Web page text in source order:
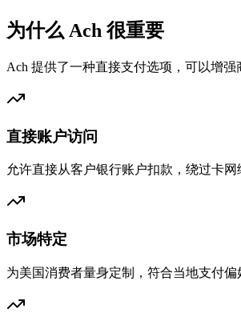
为什么 Ach 很重要
Ach 提供了一种直接支付选项，可以增强
直接账户访问
允许直接从客户银行账户扣款，绕过卡网
市场特定
为美国消费者量身定制，符合当地支付偏